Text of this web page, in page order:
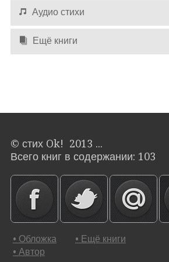
Оставлять комментарии могут только
авторизированныепользователи
Аудио стихи
Ещё книги
© стих Ok! 2013 ...
Всего книг в содержании: 103
• Обложка
• Автор
• Ещё книги